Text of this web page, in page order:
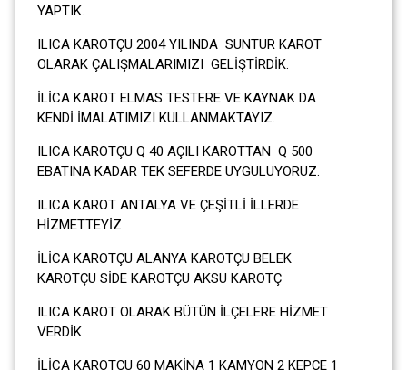
YAPTIK.
ILICA KAROTÇU 2004 YILINDA SUNTUR KAROT
OLARAK ÇALIŞMALARIMIZI GELİŞTİRDİK.
İLİCA KAROT ELMAS TESTERE VE KAYNAK DA
KENDİ İMALATIMIZI KULLANMAKTAYIZ.
ILICA KAROTÇU Q 40 AÇILI KAROTTAN Q 500
EBATINA KADAR TEK SEFERDE UYGULUYORUZ.
ILICA KAROT ANTALYA VE ÇEŞİTLİ İLLERDE
HİZMETTEYİZ
İLİCA KAROTÇU ALANYA KAROTÇU BELEK
KAROTÇU SİDE KAROTÇU AKSU KAROTÇ
ILICA KAROT OLARAK BÜTÜN İLÇELERE HİZMET
VERDİK
İLİCA KAROTÇU 60 MAKİNA 1 KAMYON 2 KEPÇE 1